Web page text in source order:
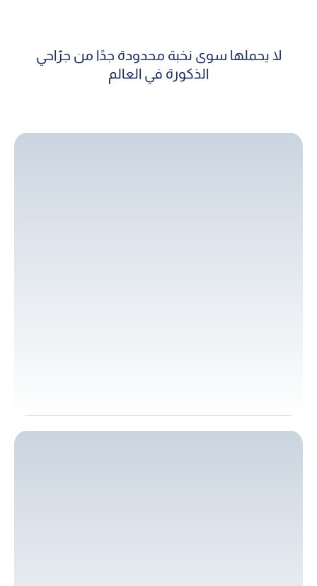
لا يحملها سوى نخبة محدودة جدًا من جرّاحي
الذكورة في العالم